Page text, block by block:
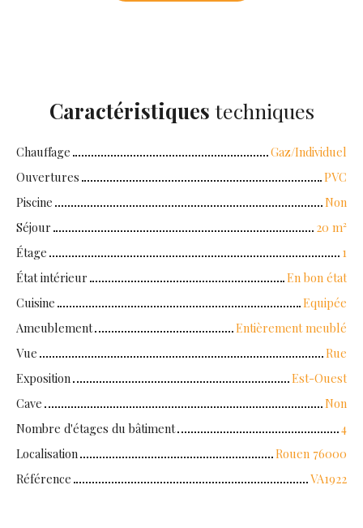
Caractéristiques techniques
Chauffage
Gaz/Individuel
Ouvertures
PVC
Piscine
Non
Séjour
20 m²
Étage
1
État intérieur
En bon état
Cuisine
Equipée
Ameublement
Entièrement meublé
Vue
Rue
Exposition
Est-Ouest
Cave
Non
Nombre d'étages du bâtiment
4
Localisation
Rouen 76000
Référence
VA1922